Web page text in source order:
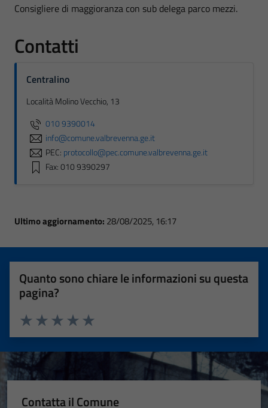
Consigliere di maggioranza con sub delega parco mezzi.
Contatti
Centralino
Località Molino Vecchio, 13
010 9390014
info@comune.valbrevenna.ge.it
PEC: protocollo@pec.comune.valbrevenna.ge.it
Fax: 010 9390297
Ultimo aggiornamento: 28/08/2025, 16:17
Quanto sono chiare le informazioni su questa
pagina?
Valuta 5 stelle su 5
Valuta 4 stelle su 5
Valuta 3 stelle su 5
Valuta 2 stelle su 5
Valuta 1 stelle su 5
Contatta il Comune